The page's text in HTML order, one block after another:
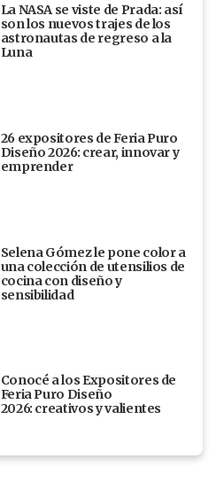
La NASA se viste de Prada: así
son los nuevos trajes de los
astronautas de regreso a la
Luna
26 expositores de Feria Puro
Diseño 2026: crear, innovar y
emprender
Selena Gómez le pone color a
una colección de utensilios de
cocina con diseño y
sensibilidad
Conocé a los Expositores de
Feria Puro Diseño
2026: creativos y valientes